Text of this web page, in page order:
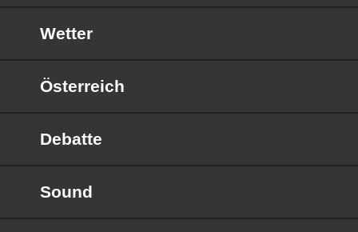
Wetter
Österreich
Debatte
Sound